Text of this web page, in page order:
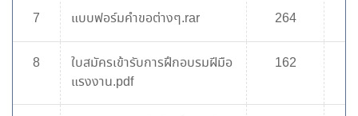
7 แบบฟอร์มคำขอต่างๆ.rar 264
8
ใบสมัครเข้ารับการฝึกอบรมฝีมือ
แรงงาน.pdf
162